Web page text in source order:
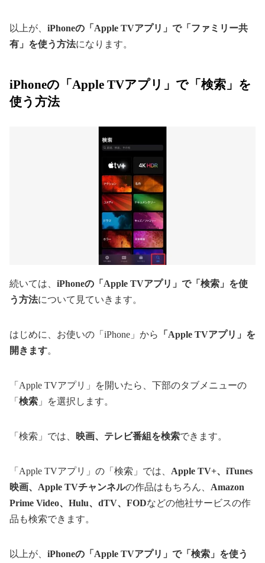
以上が、 iPhoneの「Apple TVアプリ」で「ファミリー共
有」を使う方法になります。
iPhoneの「Apple TVアプリ」で「検索」を
使う方法
続いては、 iPhoneの「Apple TVアプリ」で「検索」を使
う方法について見ていきます。
はじめに、お使いの「iPhone」から
「Apple TVアプリ」を
開きます。
「Apple TVアプリ」を開いたら、下部のタブメニューの
「 検索 」を選択します。
「検索」では、 映画、テレビ番組を検索できます。
「Apple TVアプリ」の「検索」では、 Apple TV+、iTunes
映画、Apple TVチャンネルの作品はもちろん、 Amazon
Prime Video、Hulu、dTV、FODなどの他社サービスの作
品も検索できます。
以上が、 iPhoneの「Apple TVアプリ」で「検索」を使う